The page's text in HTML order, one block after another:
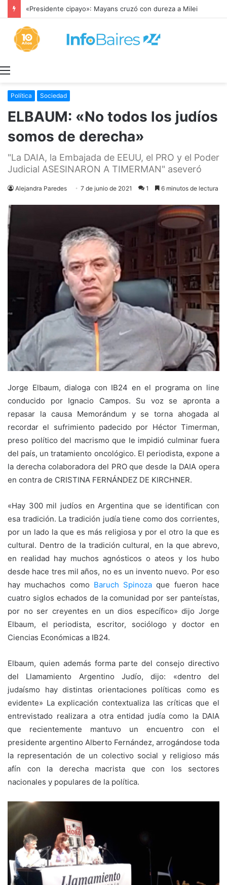
«Presidente cipayo»: Mayans cruzó con dureza a Milei
Política Sociedad
ELBAUM: «No todos los judíos
somos de derecha»
"La DAIA, la Embajada de EEUU, el PRO y el Poder
Judicial ASESINARON A TIMERMAN" aseveró
Alejandra Paredes 7 de junio de 2021 1 6 minutos de lectura
Jorge Elbaum, dialoga con IB24 en el programa on line
conducido por Ignacio Campos. Su voz se apronta a
repasar la causa Memorándum y se torna ahogada al
recordar el sufrimiento padecido por Héctor Timerman,
preso político del macrismo que le impidió culminar fuera
del país, un tratamiento oncológico. El periodista, expone a
la derecha colaboradora del PRO que desde la DAIA opera
en contra de CRISTINA FERNÁNDEZ DE KIRCHNER.
«Hay 300 mil judíos en Argentina que se identifican con
esa tradición. La tradición judía tiene como dos corrientes,
por un lado la que es más religiosa y por el otro la que es
cultural. Dentro de la tradición cultural, en la que abrevo,
en realidad hay muchos agnósticos o ateos y los hubo
desde hace tres mil años, no es un invento nuevo. Por eso
hay muchachos como Baruch Spinoza que fueron hace
cuatro siglos echados de la comunidad por ser panteístas,
por no ser creyentes en un dios específico» dijo Jorge
Elbaum, el periodista, escritor, sociólogo y doctor en
Ciencias Económicas a IB24.
Elbaum, quien además forma parte del consejo directivo
del Llamamiento Argentino Judío, dijo: «dentro del
judaísmo hay distintas orientaciones políticas como es
evidente» La explicación contextualiza las críticas que el
entrevistado realizara a otra entidad judía como la DAIA
que recientemente mantuvo un encuentro con el
presidente argentino Alberto Fernández, arrogándose toda
la representación de un colectivo social y religioso más
afín con la derecha macrista que con los sectores
nacionales y populares de la política.